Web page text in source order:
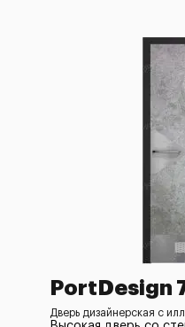
PortDesign
Дверь дизайнерская с